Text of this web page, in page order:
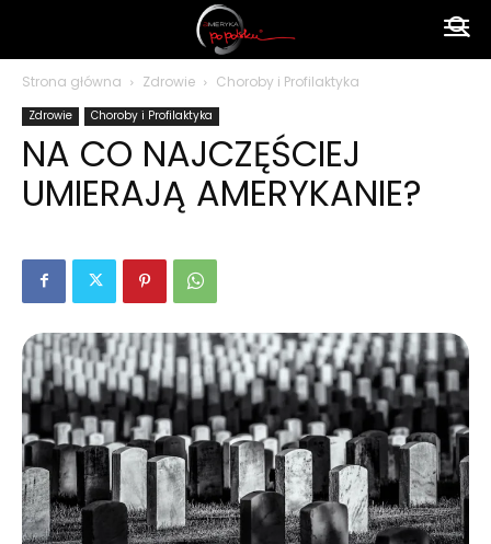
Strona główna Zdrowie Choroby i Profilaktyka
Zdrowie Choroby i Profilaktyka
NA CO NAJCZĘŚCIEJ
UMIERAJĄ AMERYKANIE?